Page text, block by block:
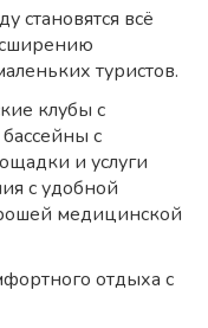
становятся всё
туристов.
клубы с
с
и услуги
с удобной
медицинской
отдыха с